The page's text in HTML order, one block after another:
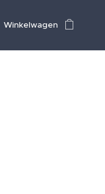
Winkelwagen